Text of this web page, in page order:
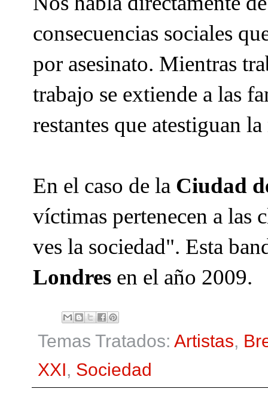
consecuencias sociales
por asesinato. Mientras
trabajo se extiende a las
restantes que atestiguan
En el caso de la Ciudad
víctimas pertenecen a las
ves la sociedad". Esta
Londres en el año 2009.
Temas Tratados: Artistas,
XXI, Sociedad